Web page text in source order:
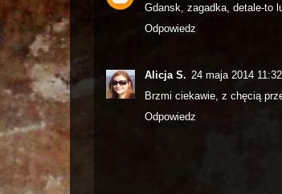
Gdansk, zagadka, detale-to
Odpowiedz
Alicja S. 24 maja 2014 11:32
Brzmi ciekawie, z chęcią
Odpowiedz